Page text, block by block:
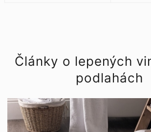
Články o lepených
podlahách